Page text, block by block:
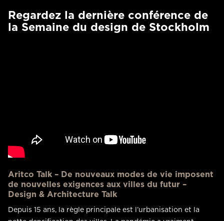
Regardez la dernière conférence de
la Semaine du design de Stockholm
Aritco Talk – De nouveaux modes de vie imposent
de nouvelles exigences aux villes du futur –
Design & Architecture Talk
Depuis 15 ans, la règle principale est l’urbanisation et la